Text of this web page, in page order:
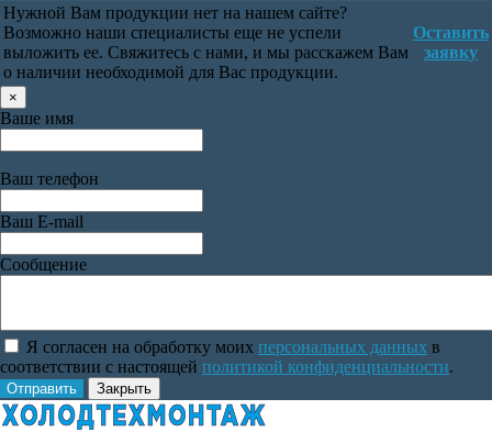
Нужной Вам продукции нет на нашем сайте?
Возможно наши специалисты еще не успели
выложить ее. Свяжитесь с нами, и мы расскажем Вам
о наличии необходимой для Вас продукции.
Оставить
заявку
×
Ваше имя
Ваш телефон
Ваш E-mail
Сообщение
Я согласен на обработку моих персональных данных в
соответствии с настоящей политикой конфиденциальности.
Отправить Закрыть